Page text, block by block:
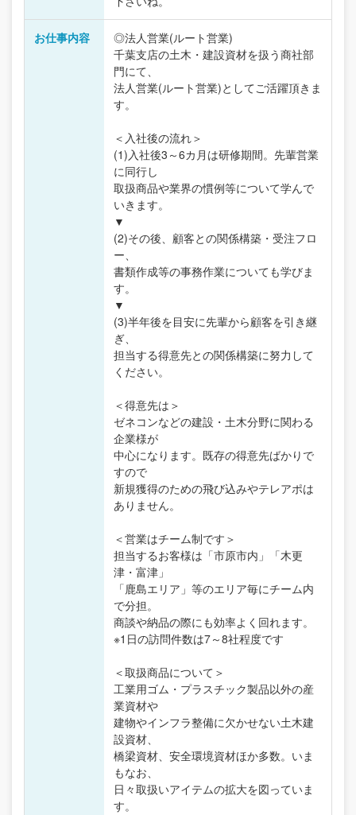
お仕事内容
◎法人営業(ルート営業)
千葉支店の土木・建設資材を扱う商社部
門にて、
法人営業(ルート営業)としてご活躍頂きま
す。
＜入社後の流れ＞
(1)入社後3～6カ月は研修期間。先輩営業
に同行し
取扱商品や業界の慣例等について学んで
いきます。
▼
(2)その後、顧客との関係構築・受注フロ
ー、
書類作成等の事務作業についても学びま
す。
▼
(3)半年後を目安に先輩から顧客を引き継
ぎ、
担当する得意先との関係構築に努力して
ください。
＜得意先は＞
ゼネコンなどの建設・土木分野に関わる
企業様が
中心になります。既存の得意先ばかりで
すので
新規獲得のための飛び込みやテレアポは
ありません。
＜営業はチーム制です＞
担当するお客様は「市原市内」「木更
津・富津」
「鹿島エリア」等のエリア毎にチーム内
で分担。
商談や納品の際にも効率よく回れます。
※1日の訪問件数は7～8社程度です
＜取扱商品について＞
工業用ゴム・プラスチック製品以外の産
業資材や
建物やインフラ整備に欠かせない土木建
設資材、
橋梁資材、安全環境資材ほか多数。いま
もなお、
日々取扱いアイテムの拡大を図っていま
す。